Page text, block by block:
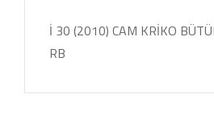
İ 30 (2010) CAM KRİKO
RB